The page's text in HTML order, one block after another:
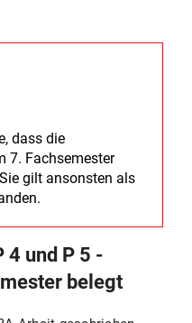
dass die
7. Fachsemester
gilt ansonsten als
4 und P 5 -
belegt